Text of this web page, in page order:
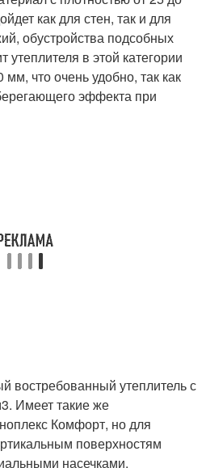
как для стен, так и для
обустройства подсобных
в этой категории
что очень удобно, так как
эффекта при
востребованный утеплитель с
Имеет такие же
Комфорт, но для
поверхностям
насечками.